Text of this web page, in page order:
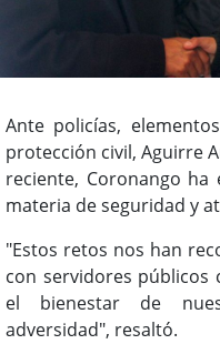
Ante policías,
protección civil, Aguirre
reciente, Coronango ha
materia de seguridad y
"Estos retos nos han
con servidores públicos
el bienestar de
adversidad", resaltó.